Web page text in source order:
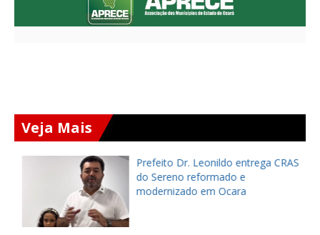
Veja Mais
Prefeito Dr. Leonildo entrega CRAS
do Sereno reformado e
modernizado em Ocara